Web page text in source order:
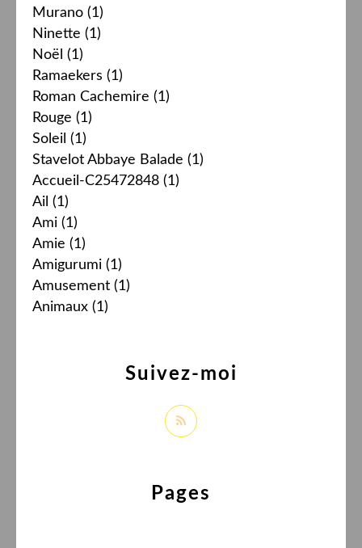
Murano (1)
Ninette (1)
Noël (1)
Ramaekers (1)
Roman Cachemire (1)
Rouge (1)
Soleil (1)
Stavelot Abbaye Balade (1)
Accueil-C25472848 (1)
Ail (1)
Ami (1)
Amie (1)
Amigurumi (1)
Amusement (1)
Animaux (1)
Pages
Suivez-moi